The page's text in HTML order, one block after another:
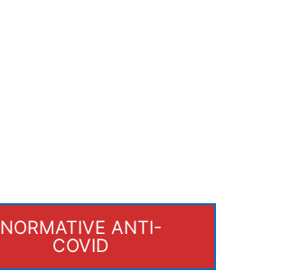
NORMATIVE ANTI-
COVID